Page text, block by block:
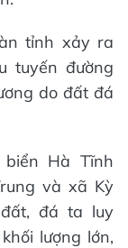
tỉnh xảy ra
tuyến đường
do đất đá
Hà Tĩnh
và xã Kỳ
đá ta luy
lượng lớn,